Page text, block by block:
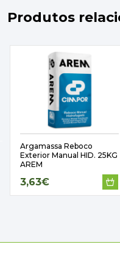
Produtos
Argamassa Reboco
Exterior Manual HID. 25KG
AREM
3,63€